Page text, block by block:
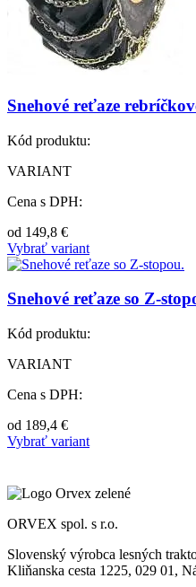
Snehové reťaze
Kód produktu:
VARIANT
Cena s DPH:
od 149,8 €
Vybrať variant
Snehové reťaze so Z-
Kód produktu:
VARIANT
Cena s DPH:
od 189,4 €
Vybrať variant
ORVEX spol. s r.o.
Slovenský výrobca lesných
Kliňanska cesta 1225, 029 01,